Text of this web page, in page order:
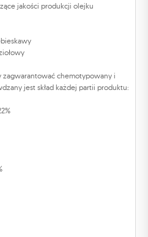
jakości produkcji olejku
zagwarantować chemotypowany i
jest skład każdej partii produktu: